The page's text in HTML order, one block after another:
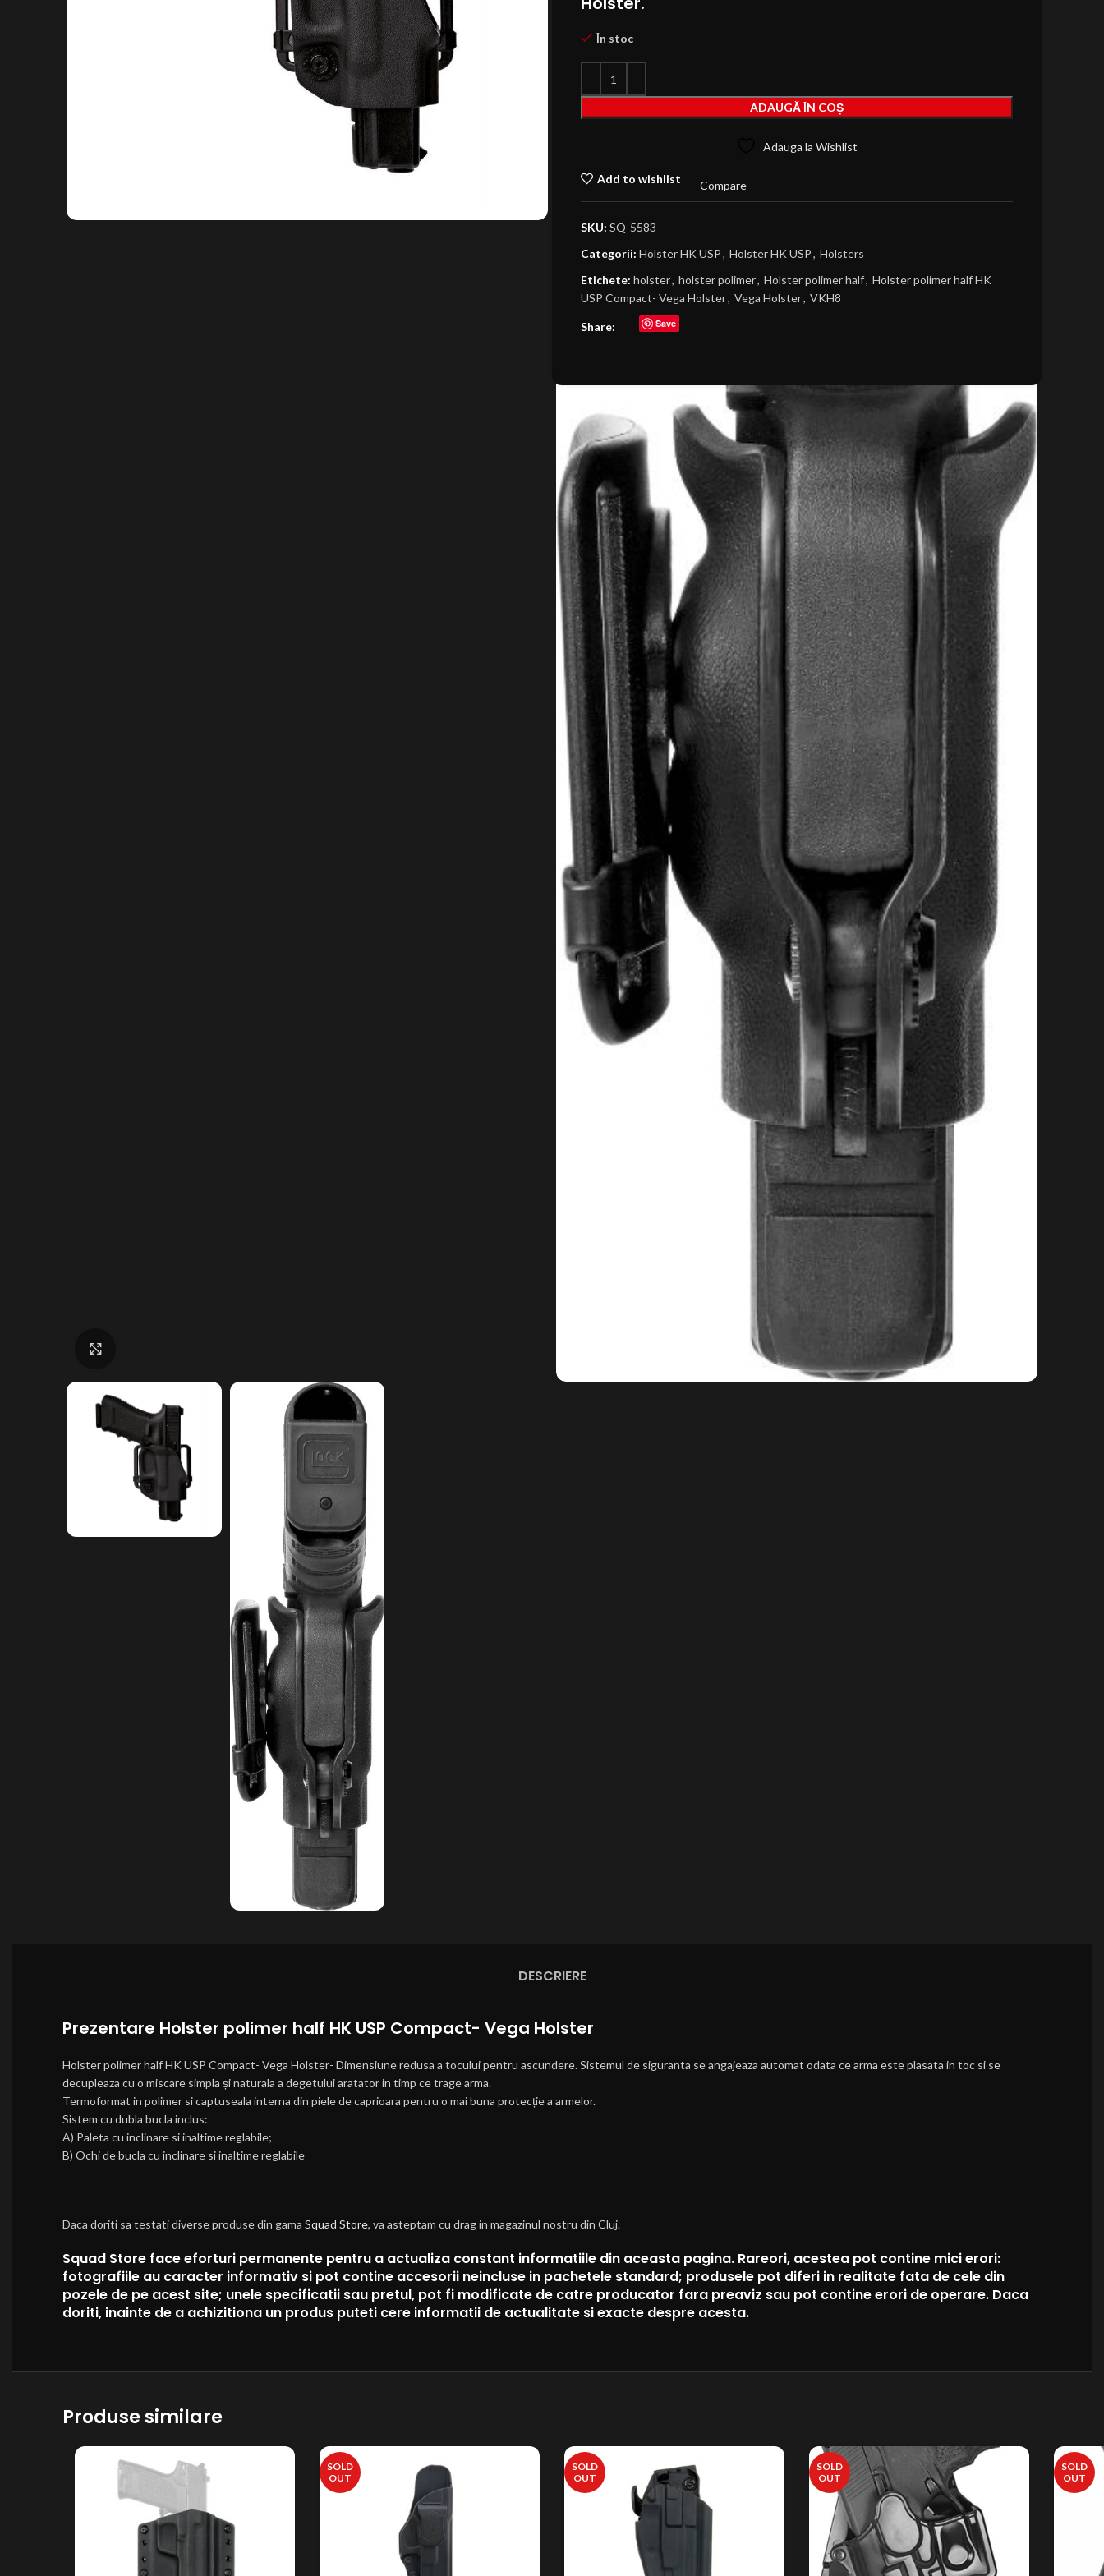
În stoc
ADAUGĂ ÎN COȘ
Adauga la Wishlist
Add to wishlist
Compare
SKU: SQ-5583
Categorii: Holster HK USP, Holster HK USP, Holsters
Etichete: holster, holster polimer, Holster polimer half, Holster polimer half HK
USP Compact- Vega Holster, Vega Holster, VKH8
Share: Save
DESCRIERE
Prezentare Holster polimer half HK USP Compact- Vega Holster
Holster polimer half HK USP Compact- Vega Holster- Dimensiune redusa a tocului pentru ascundere. Sistemul de siguranta se angajeaza automat odata ce arma este plasata in toc si se
decupleaza cu o miscare simpla și naturala a degetului aratator in timp ce trage arma.
Termoformat in polimer si captuseala interna din piele de caprioara pentru o mai buna protecție a armelor.
Sistem cu dubla bucla inclus:
A) Paleta cu inclinare si inaltime reglabile;
B) Ochi de bucla cu inclinare si inaltime reglabile
Daca doriti sa testati diverse produse din gama Squad Store, va asteptam cu drag in magazinul nostru din Cluj.
Squad Store face eforturi permanente pentru a actualiza constant informatiile din aceasta pagina. Rareori, acestea pot contine mici erori:
fotografiile au caracter informativ si pot contine accesorii neincluse in pachetele standard; produsele pot diferi in realitate fata de cele din
pozele de pe acest site; unele specificatii sau pretul, pot fi modificate de catre producator fara preaviz sau pot contine erori de operare. Daca
doriti, inainte de a achizitiona un produs puteti cere informatii de actualitate si exacte despre acesta.
Produse similare
SOLD
OUT
SOLD
OUT
SOLD
OUT
SOLD
OUT